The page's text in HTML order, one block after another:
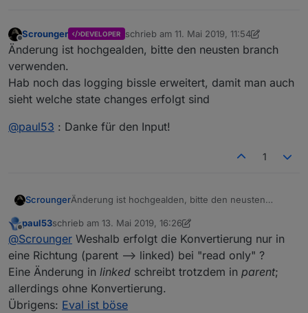
await
this.log.debug(`[onStateChange]
			}
// linkedObject 'state' hat
else if
let parentObjId =
// let linkedObj = await
//
//
				// }
//
if
await
Offline
Scrounger DEVELOPER schrieb am 11. Mai 2019, 11:54
zuletzt editiert von Scrounger5. Nov.
Änderung ist hochgealden, bitte den neusten branch
verwenden.
Hab noch das logging bissle erweitert, damit man auch
sieht welche state changes erfolgt sind
@paul53 : Danke für den Input!
1
ScroungerÄnderung ist hochgealden, bitte den neusten
Hab noch das logging bissle erweitert, damit man
auch sieht welche state changes erfolgt sind
@paul53: Danke für den Input!
Offline
paul53schrieb am 13. Mai 2019, 16:26
zuletzt editiert von paul53
@Scrounger Weshalb erfolgt die Konvertierung nur in
eine Richtung (parent --> linked) bei "read only" ?
Eine Änderung in linked schreibt trotzdem in parent;
allerdings ohne Konvertierung.
Übrigens: Eval ist böse